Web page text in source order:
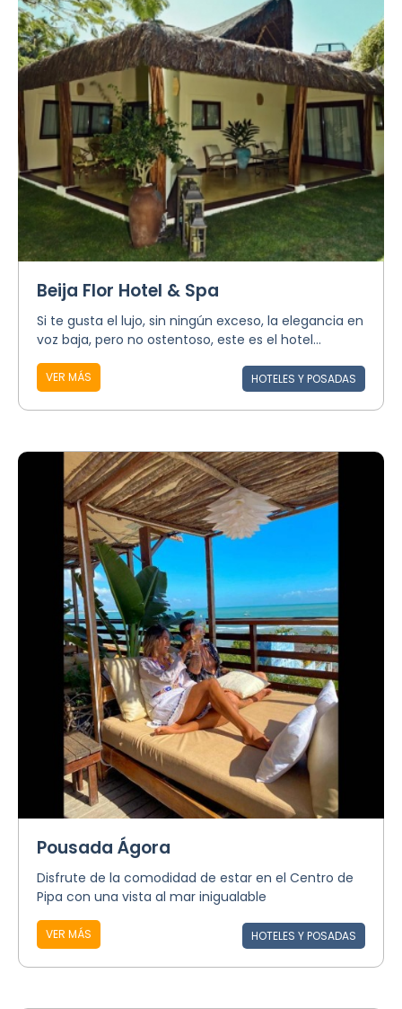
Beija Flor Hotel & Spa
Si te gusta el lujo, sin ningún exceso, la elegancia en
voz baja, pero no ostentoso, este es el hotel...
VER MÁS HOTELES Y POSADAS
Pousada Ágora
Disfrute de la comodidad de estar en el Centro de
Pipa con una vista al mar inigualable
VER MÁS HOTELES Y POSADAS